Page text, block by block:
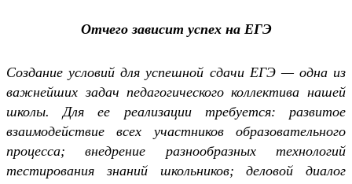
Отчего зависит успех на ЕГЭ
Создание условий для успешной сдачи ЕГЭ — одна из
важнейших задач педа­гогического коллектива нашей
школы. Для ее реализации требуется: развитое
взаимодействие всех участников образовательного
процесса; внедрение раз­нообразных технологий
тестирования знаний школьников; деловой диалог